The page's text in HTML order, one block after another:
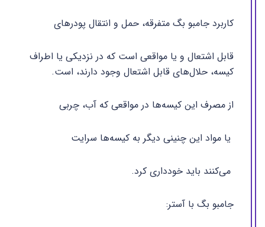
کاربرد جامبو بگ متفرقه، حمل و انتقال پودرهای
قابل اشتعال و یا مواقعی است که در نزدیکی یا اطراف
کیسه، حلال‌های قابل اشتعال وجود دارند، است.
از مصرف این کیسه‌ها در مواقعی که آب، چربی
یا مواد این چنینی دیگر به کیسه‌ها سرایت
می‌کنند باید خودداری کرد.
جامبو بگ با آستر: